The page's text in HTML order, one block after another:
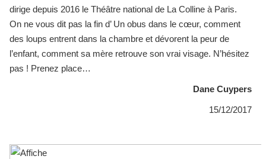
dirige depuis 2016 le Théâtre national de La Colline à Paris.
On ne vous dit pas la fin d’ Un obus dans le cœur, comment
des loups entrent dans la chambre et dévorent la peur de
l’enfant, comment sa mère retrouve son vrai visage. N’hésitez
pas ! Prenez place…
Dane Cuypers
15/12/2017